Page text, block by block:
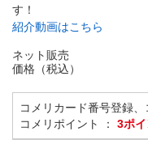
す！
紹介動画はこちら
ネット販売
価格（税込）
コメリカード番号登録
コメリポイント ： 3ポ